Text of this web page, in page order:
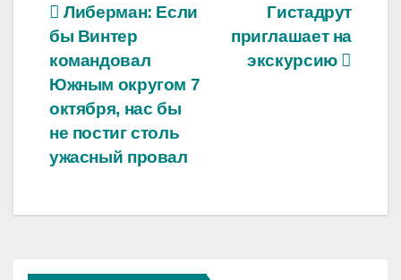
Навигация
по
записям
Гистадрут
приглашает на
экскурсию
Либерман: Если
бы Винтер
командовал
Южным округом 7
октября, нас бы
не постиг столь
ужасный провал